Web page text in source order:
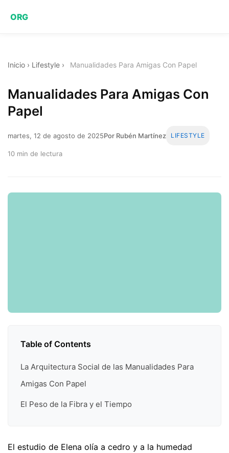
ORG
Inicio › Lifestyle › Manualidades Para Amigas Con Papel
Manualidades Para Amigas Con
Papel
martes, 12 de agosto de 2025Por Rubén Martínez LIFESTYLE
10 min de lectura
Table of Contents
La Arquitectura Social de las Manualidades Para
Amigas Con Papel
El Peso de la Fibra y el Tiempo
El estudio de Elena olía a cedro y a la humedad